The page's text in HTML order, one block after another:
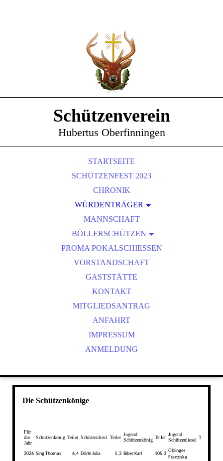
Schützenverein
Hubertus Oberfinningen
STARTSEITE
SCHÜTZENFEST 2023
CHRONIK
WÜRDENTRÄGER
SCHÜTZENKÖNIGE
VEREINSMEISTER
MANNSCHAFT
BÖLLERSCHÜTZEN
OKTOBERFEST & BÖLLERSCHIESSEN
BILDER HUBERTUSMESSE
VIDEO NEUJAHRSBÖLLERN
BILDER BÖLLER
PROMA POKALSCHIESSEN
VORSTANDSCHAFT
GASTSTÄTTE
KONTAKT
MITGLIEDSANTRAG
ANFAHRT
IMPRESSUM
ANMELDUNG
Die Schützenkönige